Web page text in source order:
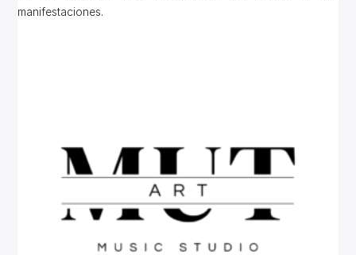
manifestaciones.